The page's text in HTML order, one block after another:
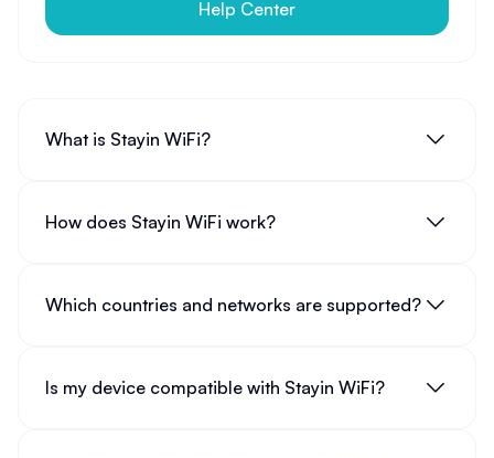
Help Center
What is Stayin WiFi?
How does Stayin WiFi work?
Which countries and networks are supported?
Is my device compatible with Stayin WiFi?